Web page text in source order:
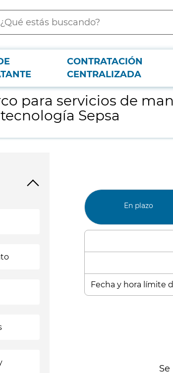
CONTRATACIÓN
CENTRALIZADA
de mantenimiento correctivo de segundo nivel de
para servicios de
Sepsa
En plazo
Fecha y hora límite